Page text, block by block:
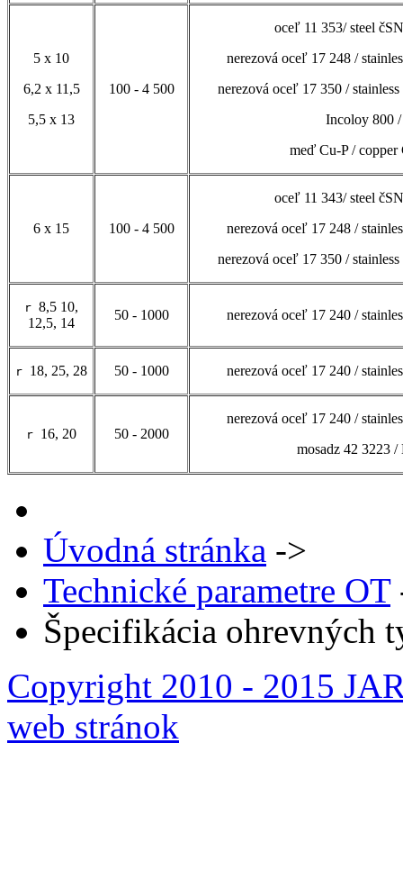
5 x 10
6,2 x 11,5
5,5 x 13
100 - 4 500
oceľ 11 353/ steel
nerezová oceľ 17 248 /
nerezová oceľ 17 350 /
Incoloy 800
meď Cu-P /
6 x 15 100 - 4 500
oceľ 11 343/ steel
nerezová oceľ 17 248 /
nerezová oceľ 17 350 /
r 8,5 10,
12,5, 14
50 - 1000 nerezová oceľ 17 240 /
r 18, 25, 28 50 - 1000 nerezová oceľ 17 240 /
r 16, 20 50 - 2000
nerezová oceľ 17 240 /
mosadz 42 3223
Úvodná stránka ->
Technické parametre OT
Špecifikácia ohrevných
Copyright 2010 - 2015
web stránok